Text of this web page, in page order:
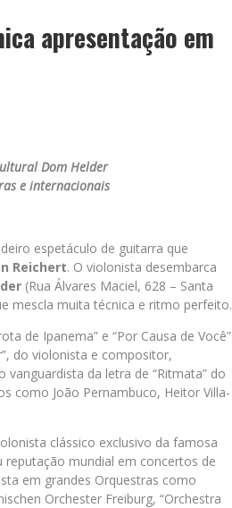
apresentação em
Dom Helder
e internacionais
espetáculo de guitarra que
Reichert. O violonista desembarca
(Rua Álvares Maciel, 628 – Santa
mescla muita técnica e ritmo perfeito.
de Ipanema” e “Por Causa de Você”
do violonista e compositor,
vanguardista da letra de “Ritmata” do
como João Pernambuco, Heitor Villa-
clássico exclusivo da famosa
reputação mundial em concertos de
em grandes Orquestras como
Orchester Freiburg, “Orchestra